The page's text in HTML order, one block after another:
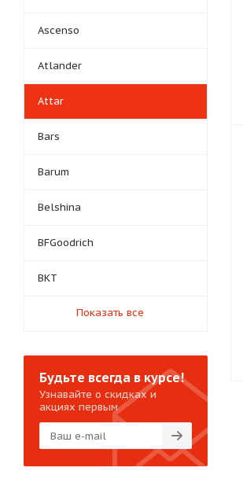
Ascenso
Atlander
Attar
Bars
Barum
Belshina
BFGoodrich
BKT
Показать все
Будьте всегда в курсе!
Узнавайте о скидках и
акциях первым